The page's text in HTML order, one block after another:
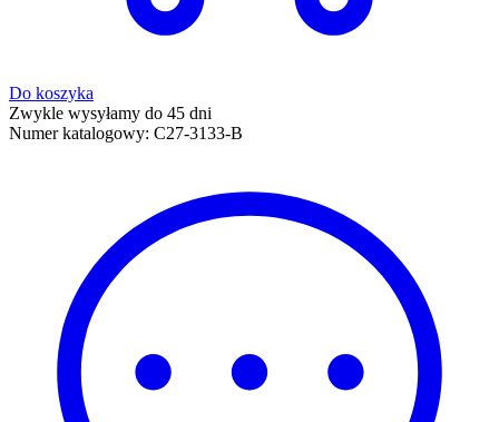
Do koszyka
Zwykle wysyłamy do 45 dni
Numer katalogowy: C27-3133-B